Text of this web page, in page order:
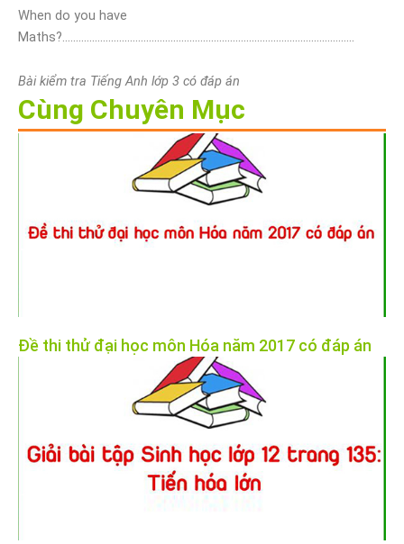
When do you have
Maths?…………………………………………………………………………………..………….
Bài kiểm tra Tiếng Anh lớp 3 có đáp án
Cùng Chuyên Mục
Đề thi thử đại học môn Hóa năm 2017 có đáp án